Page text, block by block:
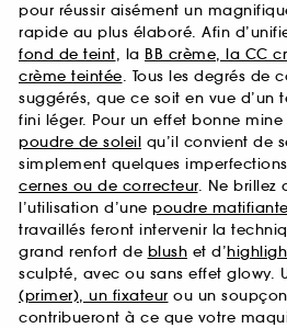
pour réussir aisément un
rapide au plus élaboré. Afin
fond de teint, la BB crème, la CC
crème teintée. Tous les degrés de
suggérés, que ce soit en vue d’un
fini léger. Pour un effet bonne mine
poudre de soleil qu’il convient de
simplement quelques
cernes ou de correcteur. Ne brillez
l’utilisation d’une poudre matifiante
travaillés feront intervenir la
grand renfort de blush et d’
sculpté, avec ou sans effet glowy.
(primer), un fixateur ou un
contribueront à ce que votre